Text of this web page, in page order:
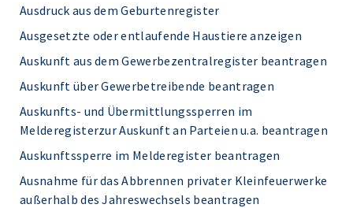
Ausdruck aus dem Geburtenregister
Ausgesetzte oder entlaufende Haustiere anzeigen
Auskunft aus dem Gewerbezentralregister beantragen
Auskunft über Gewerbetreibende beantragen
Auskunfts- und Übermittlungssperren im
Melderegisterzur Auskunft an Parteien u.a. beantragen
Auskunftssperre im Melderegister beantragen
Ausnahme für das Abbrennen privater Kleinfeuerwerke
außerhalb des Jahreswechsels beantragen